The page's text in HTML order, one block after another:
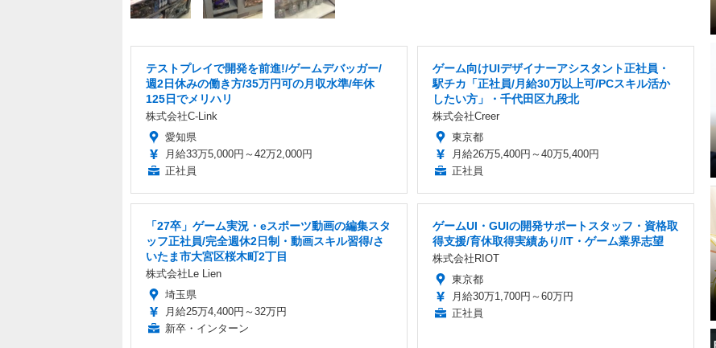
テストプレイで開発を前進!/ゲームデバッガー/
週2日休みの働き方/35万円可の月収水準/年休
125日でメリハリ
株式会社C-Link
愛知県
月給33万5,000円～42万2,000円
正社員
ゲーム向けUIデザイナーアシスタント正社員・
駅チカ「正社員/月給30万以上可/PCスキル活か
したい方」・千代田区九段北
株式会社Creer
東京都
月給26万5,400円～40万5,400円
正社員
「27卒」ゲーム実況・eスポーツ動画の編集スタ
ッフ正社員/完全週休2日制・動画スキル習得/さ
いたま市大宮区桜木町2丁目
株式会社Le Lien
埼玉県
月給25万4,400円～32万円
新卒・インターン
ゲームUI・GUIの開発サポートスタッフ・資格取
得支援/育休取得実績あり/IT・ゲーム業界志望
株式会社RIOT
東京都
月給30万1,700円～60万円
正社員